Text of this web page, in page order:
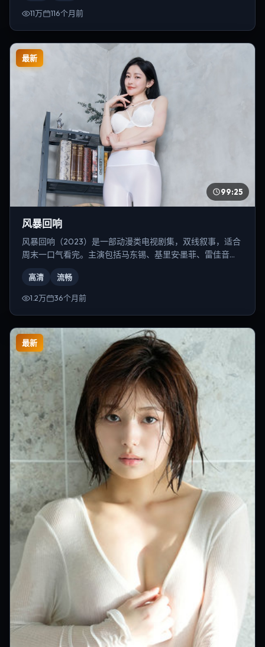
11万 116个月前
最新
99:25
风暴回响
风暴回响（2023）是一部动漫类电视剧集，双线叙事，适合
周末一口气看完。主演包括马东锡、基里安·墨菲、雷佳音
高清 流畅
1.2万 36个月前
最新